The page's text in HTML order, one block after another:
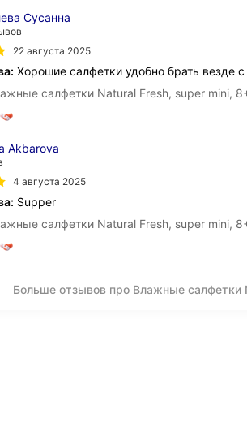
Сусанна
22 августа 2025
Хорошие салфетки удобно брать везде
салфетки Natural Fresh, super mini,
Akbarova
4 августа 2025
Supper
салфетки Natural Fresh, super mini,
Больше отзывов про Влажные салфетки